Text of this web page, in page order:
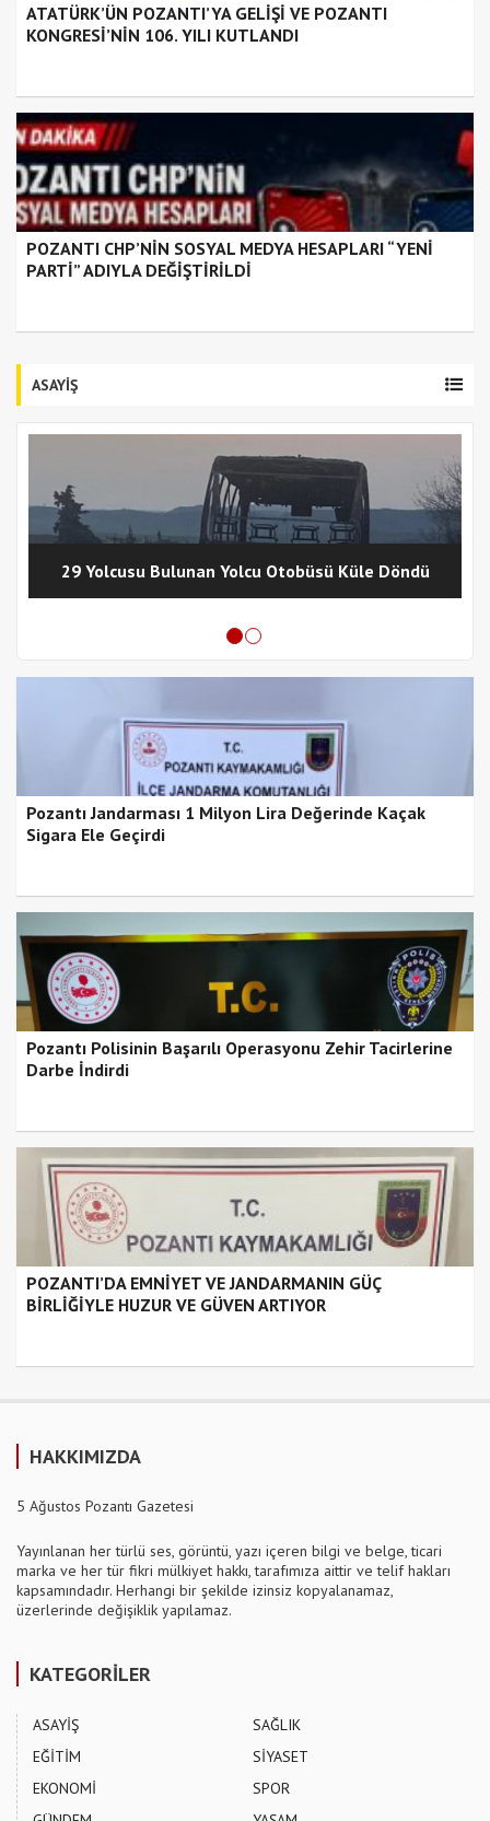
ATATÜRK’ÜN POZANTI’YA GELİŞİ VE POZANTI
KONGRESİ’NİN 106. YILI KUTLANDI
POZANTI CHP’NİN SOSYAL MEDYA HESAPLARI “YENİ
PARTİ” ADIYLA DEĞİŞTİRİLDİ
ASAYİŞ
29 Yolcusu Bulunan Yolcu Otobüsü Küle Döndü
Pozantı Jandarması 1 Milyon Lira Değerinde Kaçak
Sigara Ele Geçirdi
Pozantı Polisinin Başarılı Operasyonu Zehir Tacirlerine
Darbe İndirdi
POZANTI’DA EMNİYET VE JANDARMANIN GÜÇ
BİRLİĞİYLE HUZUR VE GÜVEN ARTIYOR
HAKKIMIZDA
5 Ağustos Pozantı Gazetesi
Yayınlanan her türlü ses, görüntü, yazı içeren bilgi ve belge, ticari
marka ve her tür fikri mülkiyet hakkı, tarafımıza aittir ve telif hakları
kapsamındadır. Herhangi bir şekilde izinsiz kopyalanamaz,
üzerlerinde değişiklik yapılamaz.
KATEGORİLER
ASAYİŞ
EĞİTİM
EKONOMİ
SAĞLIK
SİYASET
SPOR